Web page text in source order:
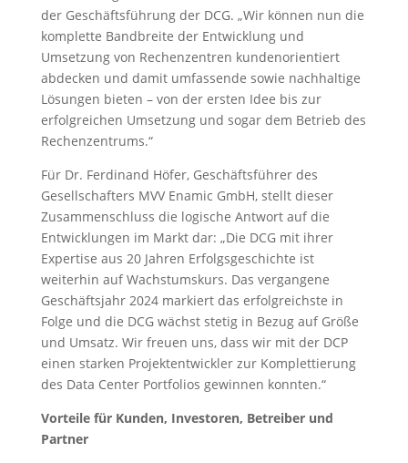
der Geschäftsführung der DCG. „Wir können nun die
komplette Bandbreite der Entwicklung und
Umsetzung von Rechenzentren kundenorientiert
abdecken und damit umfassende sowie nachhaltige
Lösungen bieten – von der ersten Idee bis zur
erfolgreichen Umsetzung und sogar dem Betrieb des
Rechenzentrums.“
Für Dr. Ferdinand Höfer, Geschäftsführer des
Gesellschafters MVV Enamic GmbH, stellt dieser
Zusammenschluss die logische Antwort auf die
Entwicklungen im Markt dar: „Die DCG mit ihrer
Expertise aus 20 Jahren Erfolgsgeschichte ist
weiterhin auf Wachstumskurs. Das vergangene
Geschäftsjahr 2024 markiert das erfolgreichste in
Folge und die DCG wächst stetig in Bezug auf Größe
und Umsatz. Wir freuen uns, dass wir mit der DCP
einen starken Projektentwickler zur Komplettierung
des Data Center Portfolios gewinnen konnten.“
Vorteile für Kunden, Investoren, Betreiber und
Partner